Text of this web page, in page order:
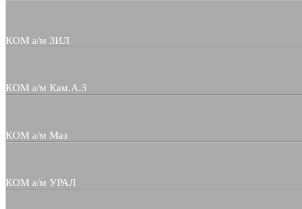
КОМ а/м ЗИЛ
КОМ а/м Кам.А.З
КОМ а/м Маз
КОМ а/м УРАЛ